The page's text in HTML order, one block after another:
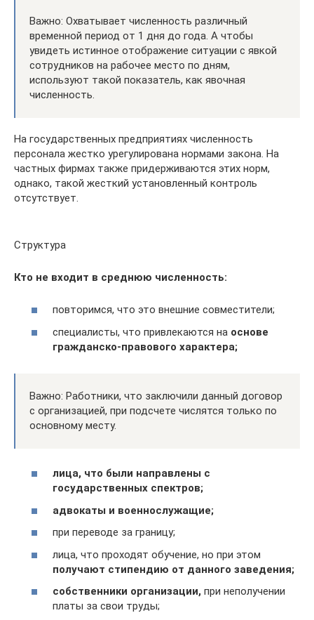
Важно: Охватывает численность различный
временной период от 1 дня до года. А чтобы
увидеть истинное отображение ситуации с явкой
сотрудников на рабочее место по дням,
используют такой показатель, как явочная
численность.
На государственных предприятиях численность
персонала жестко урегулирована нормами закона. На
частных фирмах также придерживаются этих норм,
однако, такой жесткий установленный контроль
отсутствует.
Структура
Кто не входит в среднюю численность:
повторимся, что это внешние совместители;
специалисты, что привлекаются на основе
гражданско-правового характера;
Важно: Работники, что заключили данный договор
с организацией, при подсчете числятся только по
основному месту.
лица, что были направлены с
государственных спектров;
адвокаты и военнослужащие;
при переводе за границу;
лица, что проходят обучение, но при этом
получают стипендию от данного заведения;
собственники организации, при неполучении
платы за свои труды;